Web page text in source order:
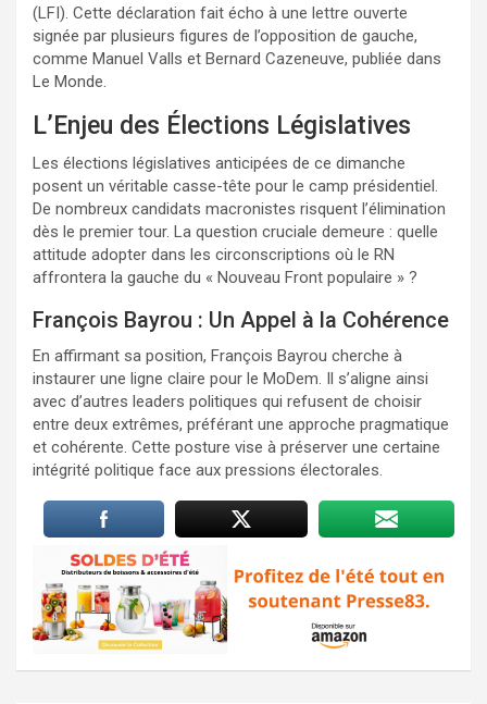
(LFI). Cette déclaration fait écho à une lettre ouverte
signée par plusieurs figures de l’opposition de gauche,
comme Manuel Valls et Bernard Cazeneuve, publiée dans
Le Monde.
L’Enjeu des Élections Législatives
Les élections législatives anticipées de ce dimanche
posent un véritable casse-tête pour le camp présidentiel.
De nombreux candidats macronistes risquent l’élimination
dès le premier tour. La question cruciale demeure : quelle
attitude adopter dans les circonscriptions où le RN
affrontera la gauche du « Nouveau Front populaire » ?
François Bayrou : Un Appel à la Cohérence
En affirmant sa position, François Bayrou cherche à
instaurer une ligne claire pour le MoDem. Il s’aligne ainsi
avec d’autres leaders politiques qui refusent de choisir
entre deux extrêmes, préférant une approche pragmatique
et cohérente. Cette posture vise à préserver une certaine
intégrité politique face aux pressions électorales.